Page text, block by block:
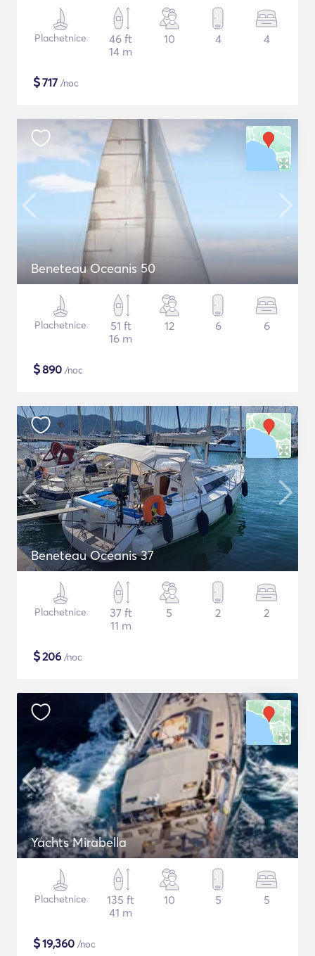
Plachetnice
46 ft
14 m
10 4 4
$717 /noc
Beneteau Oceanis 50
Plachetnice
51 ft
16 m
12 6 6
$890 /noc
Beneteau Oceanis 37
Plachetnice
37 ft
11 m
5 2 2
$206 /noc
Yachts Mirabella
Plachetnice
135 ft
41 m
10 5 5
$19,360 /noc